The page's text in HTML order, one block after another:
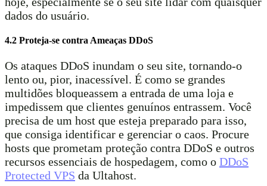
dados do usuário.
4.2 Proteja-se contra Ameaças DDoS
Os ataques DDoS inundam o seu site, tornando-o
lento ou, pior, inacessível. É como se grandes
multidões bloqueassem a entrada de uma loja e
impedissem que clientes genuínos entrassem. Você
precisa de um host que esteja preparado para isso,
que consiga identificar e gerenciar o caos. Procure
hosts que prometam proteção contra DDoS e outros
recursos essenciais de hospedagem, como o DDoS
Protected VPS da Ultahost.